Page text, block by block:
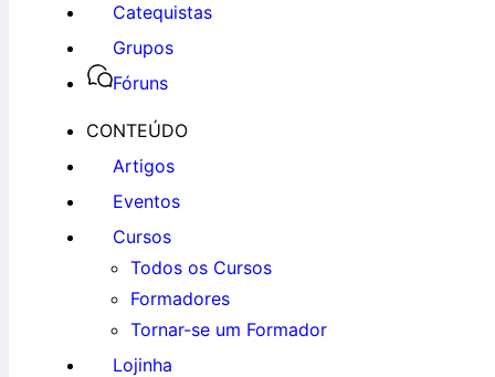
Catequistas
Grupos
Fóruns
CONTEÚDO
Artigos
Eventos
Cursos
Todos os Cursos
Formadores
Tornar-se um Formador
Lojinha